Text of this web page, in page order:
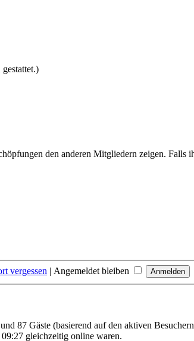
den anderen Mitgliedern zeigen. Falls
vergessen | Angemeldet bleiben
87 Gäste (basierend auf den aktiven
gleichzeitig online waren.